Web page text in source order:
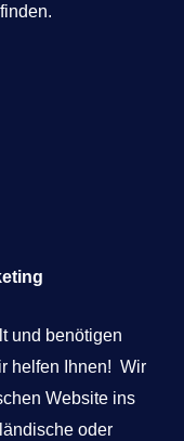
und benötigen
helfen Ihnen! Wir
Website ins
oder